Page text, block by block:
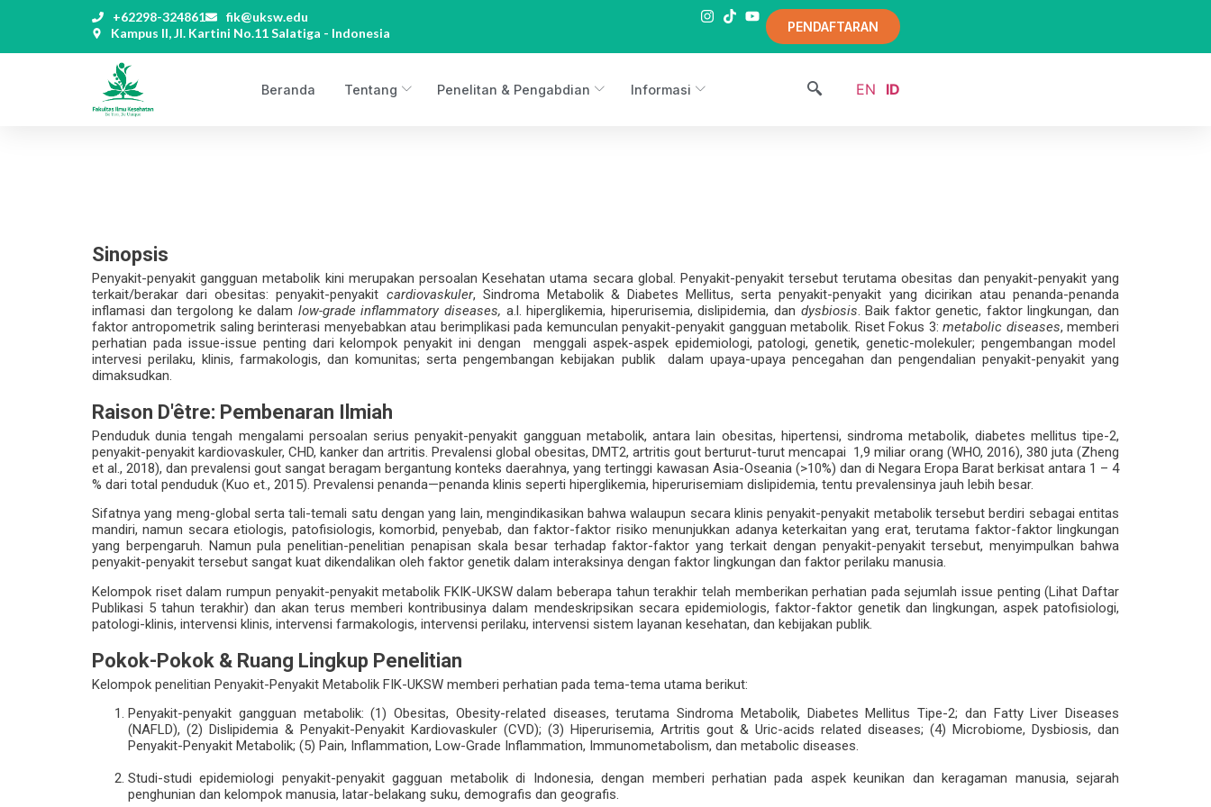
+62298-324861
fik@uksw.edu
Kampus II, Jl. Kartini No.11 Salatiga - Indonesia
PENDAFTARAN
Beranda Tentang Penelitan & Pengabdian Informasi EN ID
Sinopsis
Penyakit-penyakit gangguan metabolik kini merupakan persoalan Kesehatan utama secara global. Penyakit-penyakit tersebut terutama obesitas dan penyakit-penyakit yang
terkait/berakar dari obesitas: penyakit-penyakit cardiovaskuler, Sindroma Metabolik & Diabetes Mellitus, serta penyakit-penyakit yang dicirikan atau penanda-penanda
inflamasi dan tergolong ke dalam low-grade inflammatory diseases, a.l. hiperglikemia, hiperurisemia, dislipidemia, dan dysbiosis . Baik faktor genetic, faktor lingkungan, dan
faktor antropometrik saling berinterasi menyebabkan atau berimplikasi pada kemunculan penyakit-penyakit gangguan metabolik. Riset Fokus 3:metabolic diseases, memberi
perhatian pada issue-issue penting dari kelompok penyakit ini dengan menggali aspek-aspek epidemiologi, patologi, genetik, genetic-molekuler; pengembangan model
intervesi perilaku, klinis, farmakologis, dan komunitas; serta pengembangan kebijakan publik dalam upaya-upaya pencegahan dan pengendalian penyakit-penyakit yang
dimaksudkan.
Raison D'être: Pembenaran Ilmiah
Penduduk dunia tengah mengalami persoalan serius penyakit-penyakit gangguan metabolik, antara lain obesitas, hipertensi, sindroma metabolik, diabetes mellitus tipe-2,
penyakit-penyakit kardiovaskuler, CHD, kanker dan artritis. Prevalensi global obesitas, DMT2, artritis gout berturut-turut mencapai 1,9 miliar orang (WHO, 2016), 380 juta (Zheng
et al., 2018), dan prevalensi gout sangat beragam bergantung konteks daerahnya, yang tertinggi kawasan Asia-Oseania (>10%) dan di Negara Eropa Barat berkisat antara 1 – 4
% dari total penduduk (Kuo et., 2015). Prevalensi penanda—penanda klinis seperti hiperglikemia, hiperurisemiam dislipidemia, tentu prevalensinya jauh lebih besar.
Sifatnya yang meng-global serta tali-temali satu dengan yang lain, mengindikasikan bahwa walaupun secara klinis penyakit-penyakit metabolik tersebut berdiri sebagai entitas
mandiri, namun secara etiologis, patofisiologis, komorbid, penyebab, dan faktor-faktor risiko menunjukkan adanya keterkaitan yang erat, terutama faktor-faktor lingkungan
yang berpengaruh. Namun pula penelitian-penelitian penapisan skala besar terhadap faktor-faktor yang terkait dengan penyakit-penyakit tersebut, menyimpulkan bahwa
penyakit-penyakit tersebut sangat kuat dikendalikan oleh faktor genetik dalam interaksinya dengan faktor lingkungan dan faktor perilaku manusia.
Kelompok riset dalam rumpun penyakit-penyakit metabolik FKIK-UKSW dalam beberapa tahun terakhir telah memberikan perhatian pada sejumlah issue penting (Lihat Daftar
Publikasi 5 tahun terakhir) dan akan terus memberi kontribusinya dalam mendeskripsikan secara epidemiologis, faktor-faktor genetik dan lingkungan, aspek patofisiologi,
patologi-klinis, intervensi klinis, intervensi farmakologis, intervensi perilaku, intervensi sistem layanan kesehatan, dan kebijakan publik.
Pokok-Pokok & Ruang Lingkup Penelitian
Kelompok penelitian Penyakit-Penyakit Metabolik FIK-UKSW memberi perhatian pada tema-tema utama berikut:
Penyakit-penyakit gangguan metabolik: (1) Obesitas, Obesity-related diseases, terutama Sindroma Metabolik, Diabetes Mellitus Tipe-2; dan Fatty Liver Diseases
(NAFLD), (2) Dislipidemia & Penyakit-Penyakit Kardiovaskuler (CVD); (3) Hiperurisemia, Artritis gout & Uric-acids related diseases; (4) Microbiome, Dysbiosis, dan
Penyakit-Penyakit Metabolik; (5) Pain, Inflammation, Low-Grade Inflammation, Immunometabolism, dan metabolic diseases.
Studi-studi epidemiologi penyakit-penyakit gagguan metabolik di Indonesia, dengan memberi perhatian pada aspek keunikan dan keragaman manusia, sejarah
penghunian dan kelompok manusia, latar-belakang suku, demografis dan geografis.